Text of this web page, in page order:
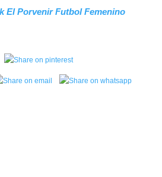
El Porvenir Futbol Femenino